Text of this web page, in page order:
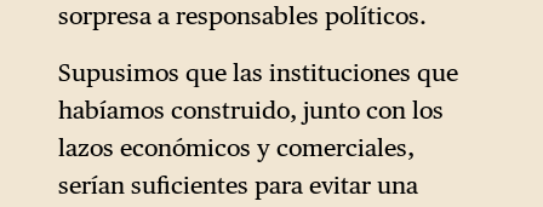
sorpresa a responsables políticos.
Supusimos que las instituciones que
habíamos construido, junto con los
lazos económicos y comerciales,
serían suficientes para evitar una